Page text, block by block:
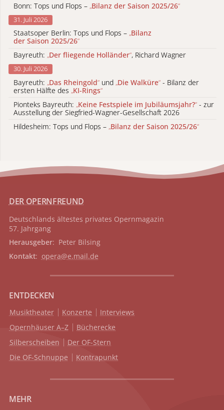
Bonn: Tops und Flops – „Bilanz der Saison 2025/26“
31. Juli 2026
Staatsoper Berlin: Tops und Flops – „Bilanz
der Saison 2025/26“
Bayreuth: „Der fliegende Holländer“, Richard Wagner
30. Juli 2026
Bayreuth: „Das Rheingold“ und „Die Walküre“ - Bilanz der
ersten Hälfte des „KI-Rings“
Pionteks Bayreuth: „Keine Festspiele im Jubiläumsjahr?“ - zur
Ausstellung der Siegfried-Wagner-Gesellschaft 2026
Hildesheim: Tops und Flops – „Bilanz der Saison 2025/26“
DER OPERNFREUND
Deutschlands ältestes privates Opernmagazin
57. Jahrgang
Herausgeber: Peter Bilsing
Kontakt: opera@e.mail.de
ENTDECKEN
Musiktheater Konzerte
Interviews
Opernhäuser A–Z
Bücherecke
Silberscheiben
Der OF-Stern
Die OF-Schnuppe
Kontrapunkt
MEHR